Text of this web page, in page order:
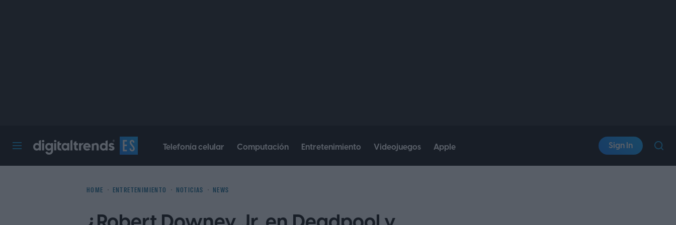
Telefonía celular Computación Entretenimiento Videojuegos Apple Sign In
HOME ENTRETENIMIENTO NOTICIAS NEWS